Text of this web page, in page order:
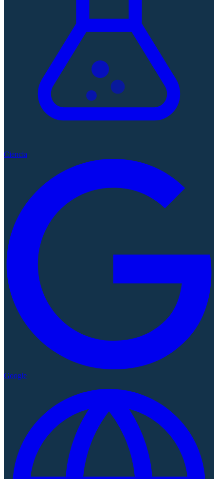
Ciencia
Google